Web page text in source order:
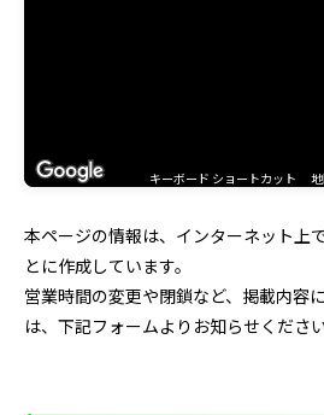
キーボード ショートカット
本ページの情報は、インターネット上
とに作成しています。
営業時間の変更や閉鎖など、掲載内容
は、下記フォームよりお知らせください